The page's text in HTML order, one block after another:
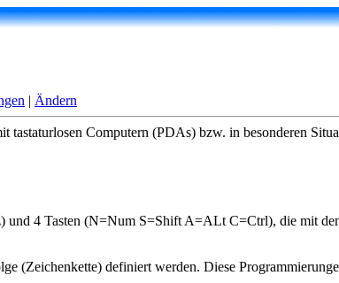
| Ändern
Computern (PDAs) bzw. in besonderen
4 Tasten (N=Num S=Shift A=ALt C=Ctrl), die mit
(Zeichenkette) definiert werden. Diese